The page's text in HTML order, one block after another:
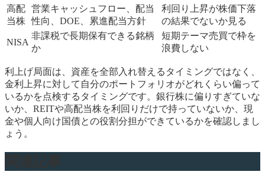
高配
当株
営業キャッシュフロー、配当
性向、DOE、累進配当方針
利回り上昇が株価下落
の結果でないか見る
NISA
非課税で長期保有できる銘柄
か
短期テーマ売買で枠を
浪費しない
利上げ局面は、資産を全部入れ替えるタイミングではなく、
金利上昇に対して自分のポートフォリオがどれくらい偏って
いるかを点検するタイミングです。銀行株に偏りすぎていな
いか、REITや高配当株を利回りだけで持っていないか、現
金や個人向け国債との役割分担ができているかを確認しまし
ょう。